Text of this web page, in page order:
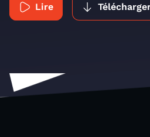
Lire